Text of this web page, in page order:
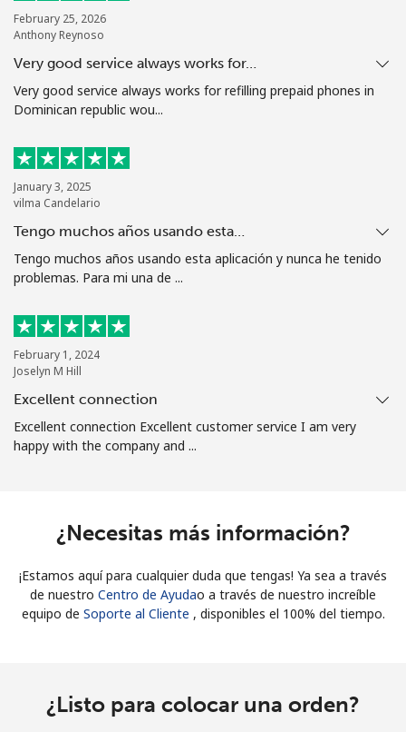
February 25, 2026
Anthony Reynoso
Very good service always works for…
Very good service always works for refilling prepaid phones in
Dominican republic wou...
January 3, 2025
vilma Candelario
Tengo muchos años usando esta…
Tengo muchos años usando esta aplicación y nunca he tenido
problemas. Para mi una de ...
February 1, 2024
Joselyn M Hill
Excellent connection
Excellent connection Excellent customer service I am very
happy with the company and ...
¿Necesitas más información?
¡Estamos aquí para cualquier duda que tengas! Ya sea a través
de nuestro Centro de Ayudao a través de nuestro increíble
equipo de Soporte al Cliente , disponibles el 100% del tiempo.
¿Listo para colocar una orden?